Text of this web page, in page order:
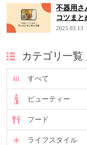
不器用さ
コツまと
2025.03.13
カテゴリ一覧
すべて
ビューティー
フード
ライフスタイル